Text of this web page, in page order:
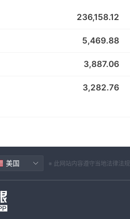
236,158.12
5,469.88
3,887.06
3,282.76
美国 ※ 此网站内容遵守当地法律法规